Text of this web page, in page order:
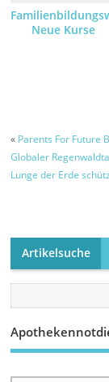
Neue Kurse
« Parents For Future
Globaler
Lunge der Erde
Artikelsuche